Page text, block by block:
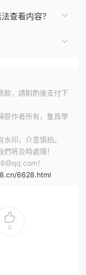
查看内容？
，請斟酌後支付下
作者所有，隻爲學
印，介意慎拍。
将及時處理！
！
6628.html
0